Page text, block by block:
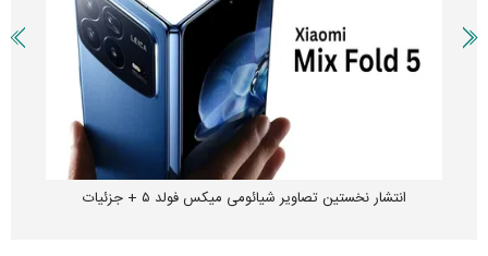
انتشار نخستین تصاویر شیائومی میکس فولد ۵ + جزئیات